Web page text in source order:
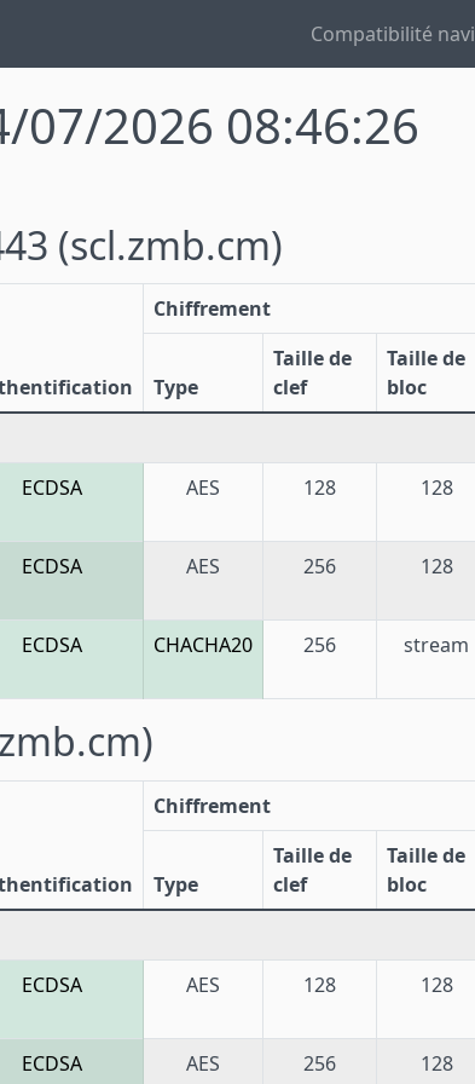
Compatibilité
07/2026 08:46:26
(scl.zmb.cm)
Chiffrement
Type
Taille de
clef
Taille de
bloc
ECDSA AES 128 128
ECDSA AES 256 128
ECDSA CHACHA20 256 stream
Chiffrement
Type
Taille de
clef
Taille de
bloc
ECDSA AES 128 128
ECDSA AES 256 128